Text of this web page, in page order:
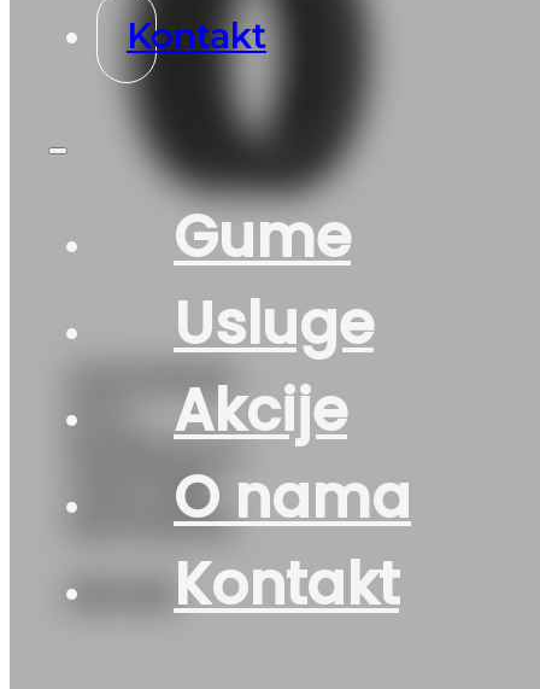
Kontakt
Gume
Usluge
Akcije
O nama
Kontakt
215/75R16C
M+S
VAN 116N
MATADOR
253